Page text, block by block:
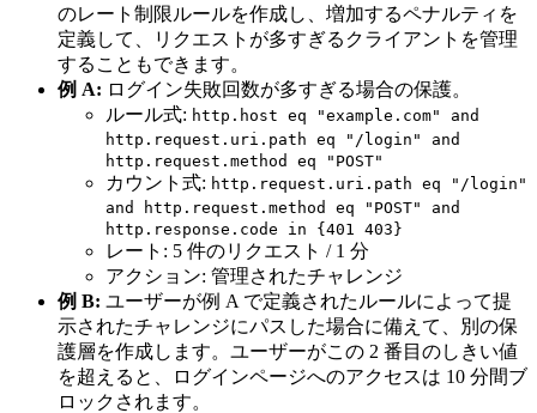
のレート制限ルールを作成し、増加するペナルティを
定義して、リクエストが多すぎるクライアントを管理
することもできます。
例 A: ログイン失敗回数が多すぎる場合の保護。
ルール式: http.host eq "example.com" and
http.request.uri.path eq "/login" and
http.request.method eq "POST"
カウント式: http.request.uri.path eq "/login"
and http.request.method eq "POST" and
http.response.code in {401 403}
レート: 5 件のリクエスト / 1 分
アクション: 管理されたチャレンジ
例 B: ユーザーが例 A で定義されたルールによって提
示されたチャレンジにパスした場合に備えて、別の保
護層を作成します。ユーザーがこの 2 番目のしきい値
を超えると、ログインページへのアクセスは 10 分間ブ
ロックされます。